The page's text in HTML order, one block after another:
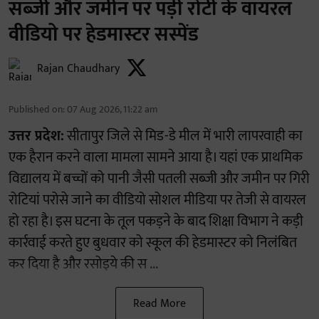
सब्जी और जमीन पर पड़ी रोटी के वायरल
वीडियो पर हेडमास्टर सस्पेंड
Rajan Chaudhary
Published on: 07 Aug 2026, 11:22 am
उत्तर प्रदेश:सीतापुर जिले से मिड-डे मील में भारी लापरवाही का
एक हैरान करने वाला मामला सामने आया है। यहां एक प्राथमिक
विद्यालय में बच्चों को पानी जैसी पतली सब्जी और जमीन पर गिरी
रोटियां परोसे जाने का वीडियो सोशल मीडिया पर तेजी से वायरल
हो रहा है। इस घटना के तूल पकड़ने के बाद शिक्षा विभाग ने कड़ी
कार्रवाई करते हुए बुधवार को स्कूल की हेडमास्टर को निलंबित
कर दिया है और रसोइये की स ...
Read More